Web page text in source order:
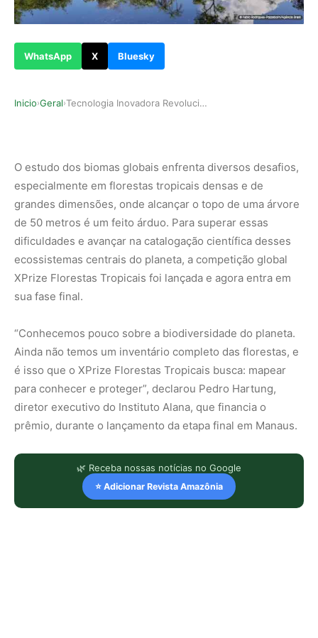
WhatsApp X Bluesky
Inicio›Geral› Tecnologia Inovadora Revoluciona Estudo das Flo…
O estudo dos biomas globais enfrenta diversos desafios,
especialmente em florestas tropicais densas e de
grandes dimensões, onde alcançar o topo de uma árvore
de 50 metros é um feito árduo. Para superar essas
dificuldades e avançar na catalogação científica desses
ecossistemas centrais do planeta, a competição global
XPrize Florestas Tropicais foi lançada e agora entra em
sua fase final.
“Conhecemos pouco sobre a biodiversidade do planeta.
Ainda não temos um inventário completo das florestas, e
é isso que o XPrize Florestas Tropicais busca: mapear
para conhecer e proteger”, declarou Pedro Hartung,
diretor executivo do Instituto Alana, que financia o
prêmio, durante o lançamento da etapa final em Manaus.
🌿 Receba nossas notícias no Google
⭐ Adicionar Revista Amazônia